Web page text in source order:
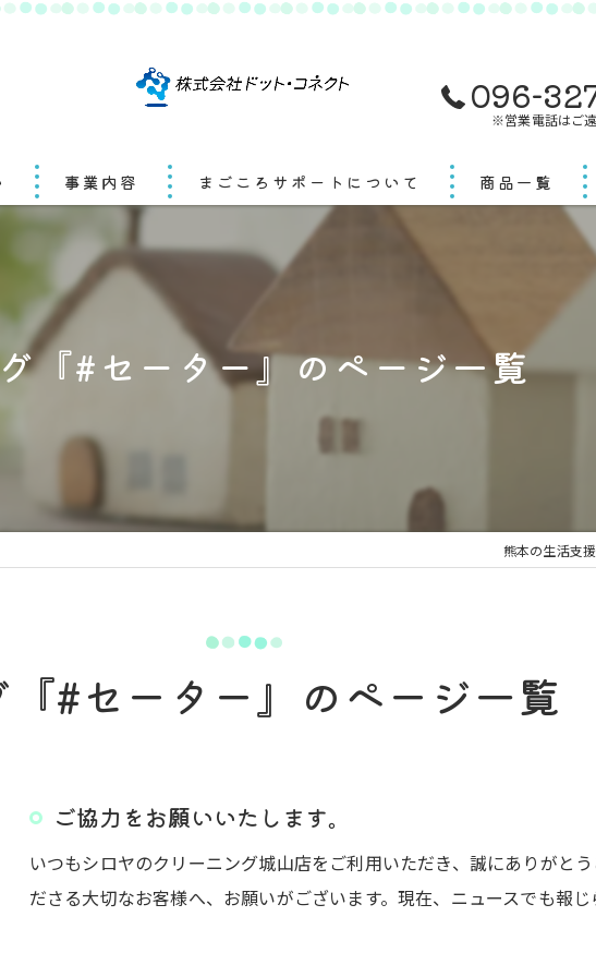
096-
※営業電話はご
事業内容 まごころサポートについて 商品一覧
『#セーター』のページ一覧
熊本の生活支
#セーター』のページ一覧
ご協力をお願いいたします。
いつもシロヤのクリーニング城山店をご利用いただき、誠にありがと
ださる大切なお客様へ、お願いがございます。現在、ニュースでも報